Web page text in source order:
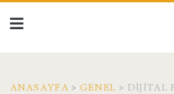
ANASAYFA > GENEL > DIJITAL